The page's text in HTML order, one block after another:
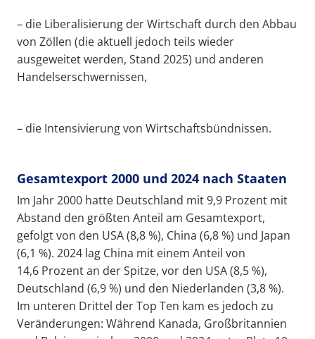
– die Liberalisierung der Wirtschaft durch den Abbau
von Zöllen (die aktuell jedoch teils wieder
ausgeweitet werden, Stand 2025) und anderen
Handelserschwernissen,
– die Intensivierung von Wirtschaftsbündnissen.
Gesamtexport 2000 und 2024 nach Staaten
Im Jahr 2000 hatte Deutschland mit 9,9 Prozent mit
Abstand den größten Anteil am Gesamtexport,
gefolgt von den USA (8,8 %), China (6,8 %) und Japan
(6,1 %). 2024 lag China mit einem Anteil von
14,6 Prozent an der Spitze, vor den USA (8,5 %),
Deutschland (6,9 %) und den Niederlanden (3,8 %).
Im unteren Drittel der Top Ten kam es jedoch zu
Veränderungen: Während Kanada, Großbritannien